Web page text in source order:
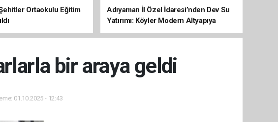
Ortaokulu Eğitim
Adıyaman İl Özel İdaresi’nden Dev Su
Yatırımı: Köyler Modern Altyapıya
Kavuşuyor
bir araya geldi
01.10.2025 - 12:43